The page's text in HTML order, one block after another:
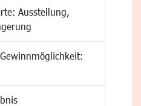
Ausstellung,